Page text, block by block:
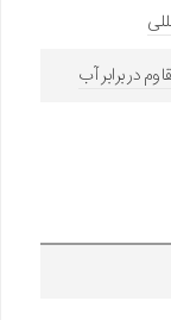
در برابر آب